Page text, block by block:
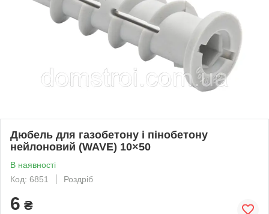
Дюбель для газобетону і пінобетону
нейлоновий (WAVE) 10×50
В наявності
Код: 6851
Роздріб
6 ₴